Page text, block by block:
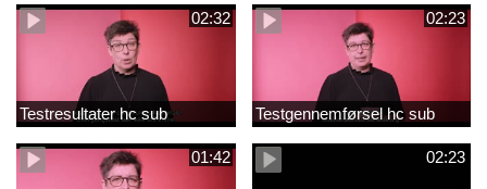
02:32
Testresultater hc sub
02:23
Testgennemførsel hc sub
01:42 02:23